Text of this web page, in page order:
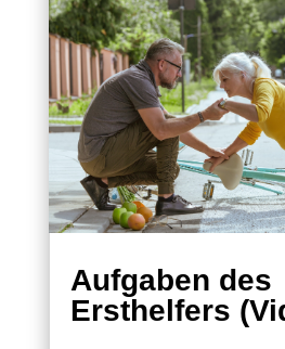
Aufgaben des
Ersthelfers